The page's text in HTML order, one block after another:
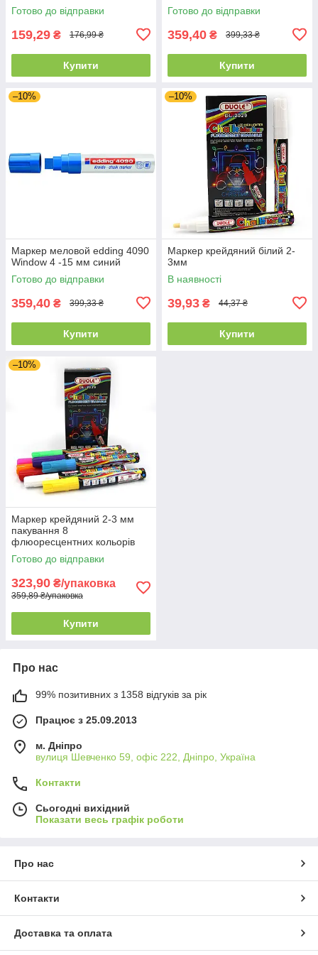
Готово до відправки
159,29 ₴ 176,99 ₴
Купити
Готово до відправки
359,40 ₴ 399,33 ₴
Купити
–10%
Маркер меловой edding 4090
Window 4 -15 мм синий
Готово до відправки
359,40 ₴ 399,33 ₴
Купити
–10%
Маркер крейдяний білий 2-
3мм
В наявності
39,93 ₴ 44,37 ₴
Купити
–10%
Маркер крейдяний 2-3 мм
пакування 8
флюоресцентних кольорів
Готово до відправки
323,90 ₴/упаковка
359,89 ₴/упаковка
Купити
Про нас
99% позитивних з 1358 відгуків за рік
Працює з 25.09.2013
м. Дніпро
вулиця Шевченко 59, офіс 222, Дніпро, Україна
Контакти
Сьогодні вихідний
Показати весь графік роботи
Про нас
Контакти
Доставка та оплата